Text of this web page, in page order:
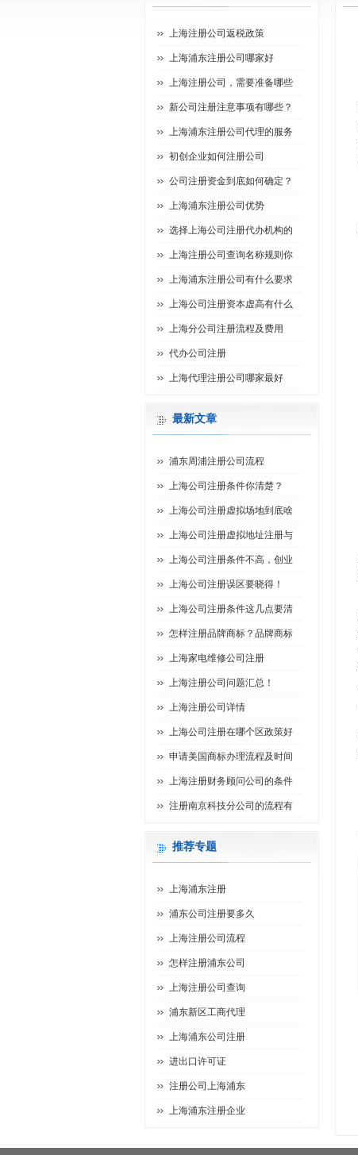
上海注册公司返税政策
上海浦东注册公司哪家好
上海注册公司，需要准备哪些
新公司注册注意事项有哪些？
上海浦东注册公司代理的服务
初创企业如何注册公司
公司注册资金到底如何确定？
上海浦东注册公司优势
选择上海公司注册代办机构的
上海注册公司查询名称规则你
上海浦东注册公司有什么要求
上海公司注册资本虚高有什么
上海分公司注册流程及费用
代办公司注册
上海代理注册公司哪家最好
最新文章
浦东周浦注册公司流程
上海公司注册条件你清楚？
上海公司注册虚拟场地到底啥
上海公司注册虚拟地址注册与
上海公司注册条件不高，创业
上海公司注册误区要晓得！
上海公司注册条件这几点要清
怎样注册品牌商标？品牌商标
上海家电维修公司注册
上海注册公司问题汇总！
上海注册公司详情
上海公司注册在哪个区政策好
申请美国商标办理流程及时间
上海注册财务顾问公司的条件
注册南京科技分公司的流程有
推荐专题
上海浦东注册
浦东公司注册要多久
上海注册公司流程
怎样注册浦东公司
上海注册公司查询
浦东新区工商代理
上海浦东公司注册
进出口许可证
注册公司上海浦东
上海浦东注册企业